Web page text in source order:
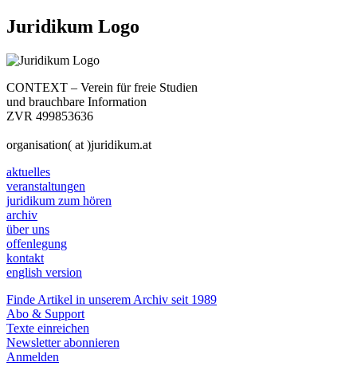
Juridikum Logo
CONTEXT – Verein für freie Studien
und brauchbare Information
ZVR 499853636
organisation( at )juridikum.at
aktuelles
veranstaltungen
juridikum zum hören
archiv
über uns
offenlegung
kontakt
english version
Finde Artikel in unserem Archiv seit 1989
Abo & Support
Texte einreichen
Newsletter abonnieren
Anmelden